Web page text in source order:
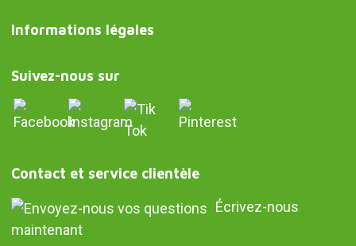
Informations légales
Suivez-nous sur
Contact et service clientèle
Écrivez-nous
maintenant